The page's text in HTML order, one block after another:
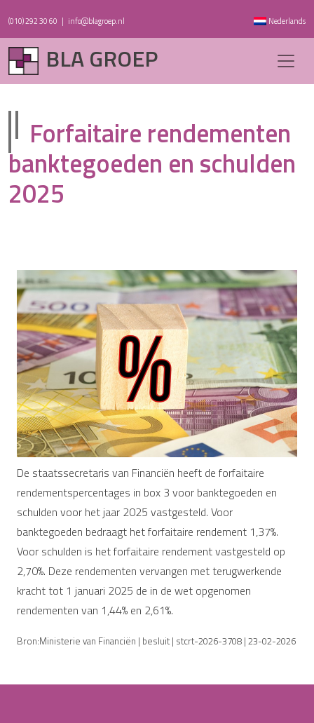
(010) 292 30 60 | info@blagroep.nl Nederlands
BLA GROEP
Forfaitaire rendementen
banktegoeden en schulden
2025
De staatssecretaris van Financiën heeft de forfaitaire
rendementspercentages in box 3 voor banktegoeden en
schulden voor het jaar 2025 vastgesteld. Voor
banktegoeden bedraagt het forfaitaire rendement 1,37%.
Voor schulden is het forfaitaire rendement vastgesteld op
2,70%. Deze rendementen vervangen met terugwerkende
kracht tot 1 januari 2025 de in de wet opgenomen
rendementen van 1,44% en 2,61%.
Bron:Ministerie van Financiën | besluit | stcrt-2026-3708 | 23-02-2026